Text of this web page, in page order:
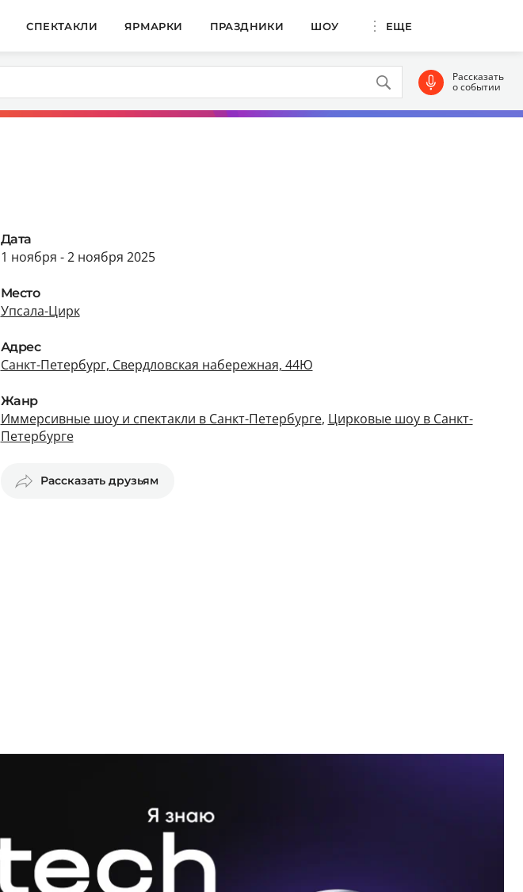
СПЕКТАКЛИ ЯРМАРКИ ПРАЗДНИКИ ШОУ ЕЩЕ
Рассказать
о событии
Дата
1 ноября - 2 ноября 2025
Место
Упсала-Цирк
Адрес
Санкт-Петербург, Свердловская набережная, 44Ю
Жанр
Иммерсивные шоу и спектакли в Санкт-Петербурге, Цирковые шоу в Санкт-
Петербурге
Рассказать друзьям